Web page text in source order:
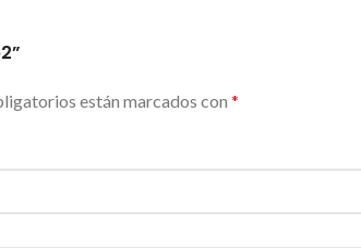
están marcados con *